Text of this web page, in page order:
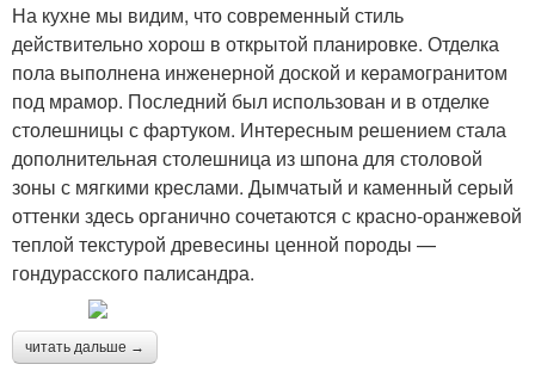
На кухне мы видим, что современный стиль
действительно хорош в открытой планировке. Отделка
пола выполнена инженерной доской и керамогранитом
под мрамор. Последний был использован и в отделке
столешницы с фартуком. Интересным решением стала
дополнительная столешница из шпона для столовой
зоны с мягкими креслами. Дымчатый и каменный серый
оттенки здесь органично сочетаются с красно-оранжевой
теплой текстурой древесины ценной породы —
гондурасского палисандра.
читать дальше →